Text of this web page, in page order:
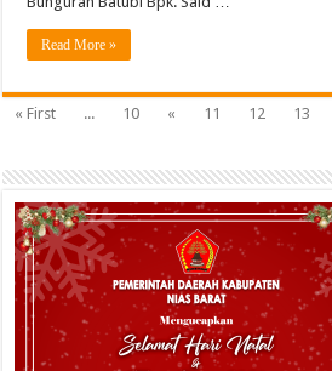
Read More »
« First ... 10 « 11 12 13